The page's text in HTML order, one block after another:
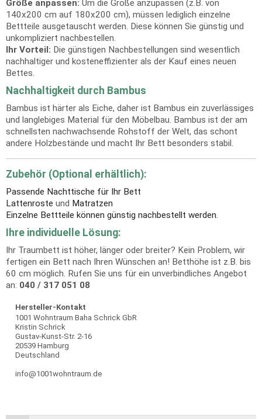
Größe anpassen: Um die Größe anzupassen (z.B. von
140x200 cm auf 180x200 cm), müssen lediglich einzelne
Bettteile ausgetauscht werden. Diese können Sie günstig und
unkompliziert nachbestellen.
Ihr Vorteil: Die günstigen Nachbestellungen sind wesentlich
nachhaltiger und kosteneffizienter als der Kauf eines neuen
Bettes.
Nachhaltigkeit durch Bambus
Bambus ist härter als Eiche, daher ist Bambus ein zuverlässiges
und langlebiges Material für den Möbelbau. Bambus ist der am
schnellsten nachwachsende Rohstoff der Welt, das schont
andere Holzbestände und macht Ihr Bett besonders stabil.
Zubehör (Optional erhältlich):
Passende Nachttische für Ihr Bett
Lattenroste und Matratzen
Einzelne Bettteile können günstig nachbestellt werden.
Ihre individuelle Lösung:
Ihr Traumbett ist höher, länger oder breiter? Kein Problem, wir
fertigen ein Bett nach Ihren Wünschen an! Betthöhe ist z.B. bis
60 cm möglich. Rufen Sie uns für ein unverbindliches Angebot
an: 040 / 317 051 08
Hersteller-Kontakt
1001 Wohntraum Baha Schrick GbR
Kristin Schrick
Gustav-Kunst-Str. 2-16
20539 Hamburg
Deutschland
info@1001wohntraum.de